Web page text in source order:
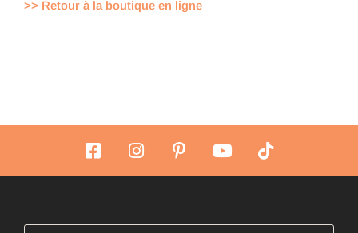
>> Retour à la boutique en ligne